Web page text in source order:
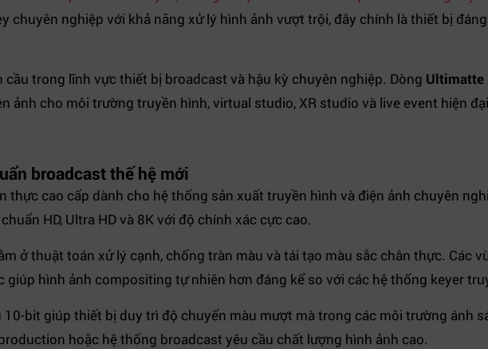
chuyên nghiệp với khả năng xử lý hình ảnh vượt trội, đây chính là thiết bị
trong lĩnh vực thiết bị broadcast và hậu kỳ chuyên nghiệp. Dòng Ultimatte
ảnh cho môi trường truyền hình, virtual studio, XR studio và live event hiện
broadcast thế hệ mới
thực cao cấp dành cho hệ thống sản xuất truyền hình và điện ảnh chuyên
HD, Ultra HD và 8K với độ chính xác cực cao.
ở thuật toán xử lý cạnh, chống tràn màu và tái tạo màu sắc chân thực. Các
hình ảnh compositing tự nhiên hơn đáng kể so với các hệ thống keyer
10-bit giúp thiết bị duy trì độ chuyển màu mượt mà trong các môi trường ánh
hoặc hệ thống broadcast yêu cầu chất lượng hình ảnh cao.